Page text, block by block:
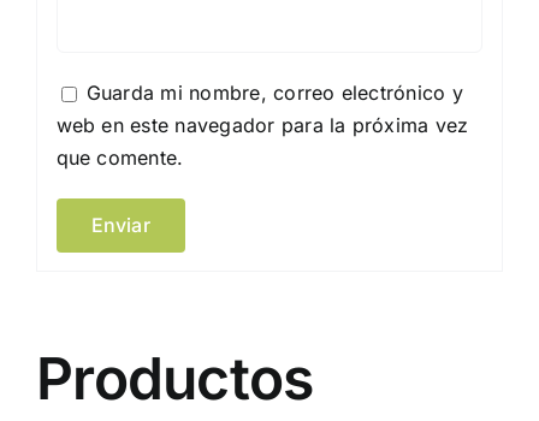
Guarda mi nombre, correo electrónico y
web en este navegador para la próxima vez
que comente.
Productos